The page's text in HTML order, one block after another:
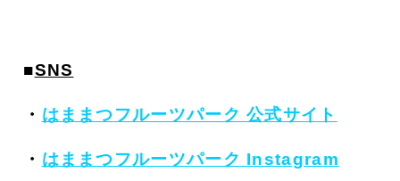
■SNS
・ はままつフルーツパーク 公式サイト
・ はままつフルーツパーク Instagram